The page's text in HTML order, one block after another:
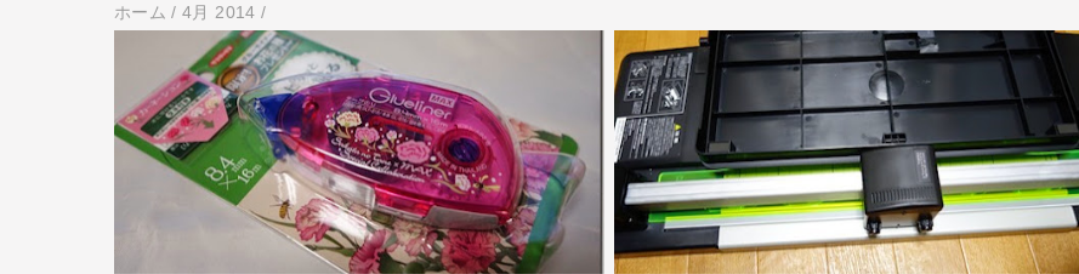
ホーム /4月 2014 /